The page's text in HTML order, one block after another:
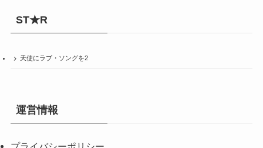
ST★R
天使にラブ・ソングを2
運営情報